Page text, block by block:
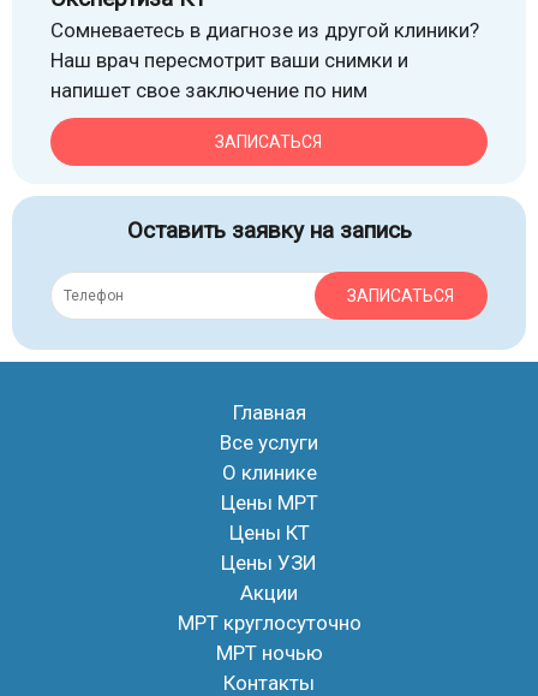
Сомневаетесь в диагнозе из другой клиники?
Наш врач пересмотрит ваши снимки и
напишет свое заключение по ним
ЗАПИСАТЬСЯ
Оставить заявку на запись
ЗАПИСАТЬСЯ
Главная
Все услуги
О клинике
Цены МРТ
Цены КТ
Цены УЗИ
Акции
МРТ круглосуточно
МРТ ночью
Контакты